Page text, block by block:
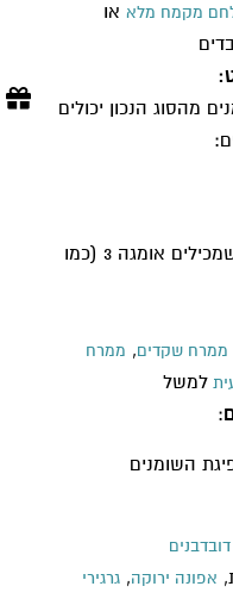
מקמח מלאאו
מהסוג הנכון יכולים
אומגה 3 (כמו
ממרח שקדים, ממרח
למשל
:
השומנים
דובדבנים
אפונה ירוקה, גרגירי